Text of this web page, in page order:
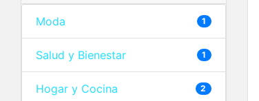
Moda 1
Salud y Bienestar 1
Hogar y Cocina 2